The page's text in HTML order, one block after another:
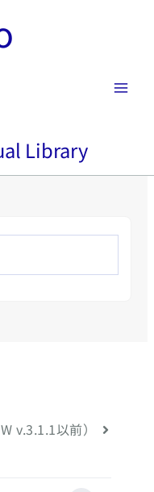
Library
v.3.1.1以前）